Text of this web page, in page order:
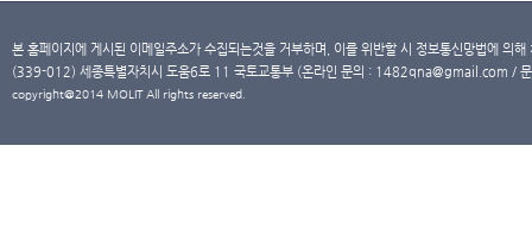
본 홈페이지에 게시된 이메일주소가 수집되는것을 거부하며, 이를 위반할 시 정보통신망법에 의
(339-012) 세종특별자치시 도움6로 11 국토교통부 (온라인 문의 : 1482qna@gmail.com /
copyright@2014 MOLIT All rights reserved.